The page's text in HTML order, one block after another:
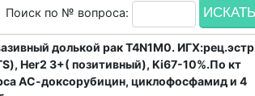
Поиск по № вопроса:
долькой рак T4N1M0. ИГХ:рец.эстр
Her2 3+( позитивный), Ki67-10%.По кт
АС-доксорубицин, циклофосфамид и 4